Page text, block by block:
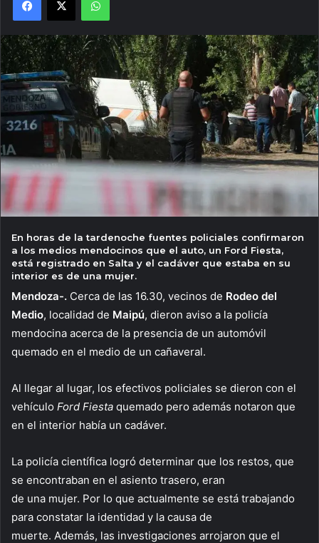
En horas de la tardenoche fuentes policiales confirmaron
a los medios mendocinos que el auto, un Ford Fiesta,
está registrado en Salta y el cadáver que estaba en su
interior es de una mujer.
Mendoza-. Cerca de las 16.30, vecinos de Rodeo del
Medio, localidad de Maipú, dieron aviso a la policía
mendocina acerca de la presencia de un automóvil
quemado en el medio de un cañaveral.
Al llegar al lugar, los efectivos policiales se dieron con el
vehículo Ford Fiesta quemado pero además notaron que
en el interior había un cadáver.
La policía científica logró determinar que los restos, que
se encontraban en el asiento trasero, eran
de una mujer. Por lo que actualmente se está trabajando
para constatar la identidad y la causa de
muerte. Además, las investigaciones arrojaron que el